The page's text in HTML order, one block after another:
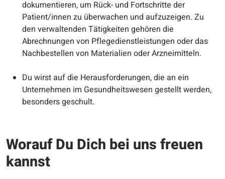
dokumentieren, um Rück- und Fortschritte der
Patient/innen zu überwachen und aufzuzeigen. Zu
den verwaltenden Tätigkeiten gehören die
Abrechnungen von Pflegedienstleistungen oder das
Nachbestellen von Materialien oder Arzneimitteln.
Du wirst auf die Herausforderungen, die an ein
Unternehmen im Gesundheitswesen gestellt werden,
besonders geschult.
Worauf Du Dich bei uns freuen
kannst